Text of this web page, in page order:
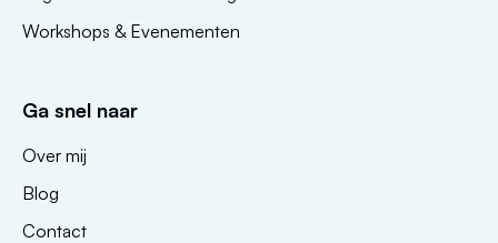
Workshops & Evenementen
Ga snel naar
Over mij
Blog
Contact